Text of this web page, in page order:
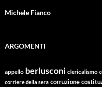
Michele Fianco
ARGOMENTI
appello berlusconi clericalismo
corriere della sera corruzione